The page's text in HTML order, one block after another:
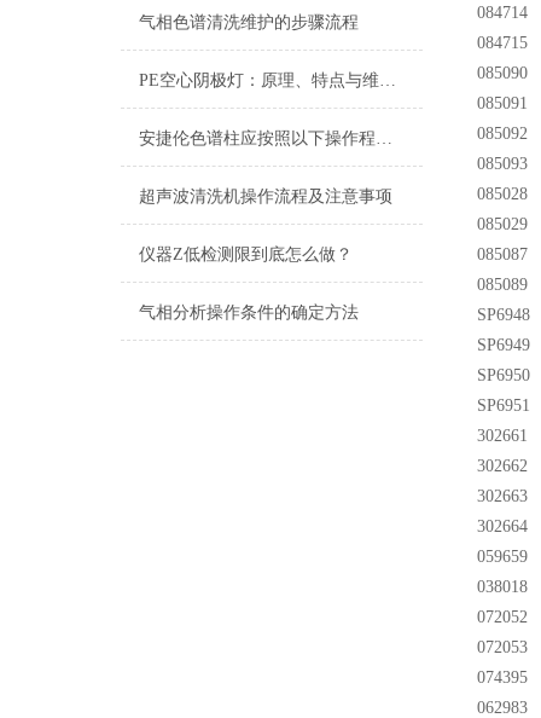
气相色谱清洗维护的步骤流程
PE空心阴极灯：原理、特点与维护指南
安捷伦色谱柱应按照以下操作程序进行维护
超声波清洗机操作流程及注意事项
仪器Z低检测限到底怎么做？
气相分析操作条件的确定方法
084714
084715
085092
085093
085028
085029
302661
302662
302663
302664
059659
038018
072052
072053